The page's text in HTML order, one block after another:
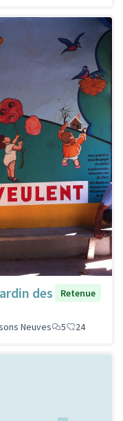
des
Retenue
Neuves 5 24